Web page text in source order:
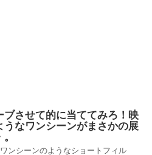
ブさせて的に当ててみろ！映
うなワンシーンがまさかの展
ンシーンのようなショートフィル